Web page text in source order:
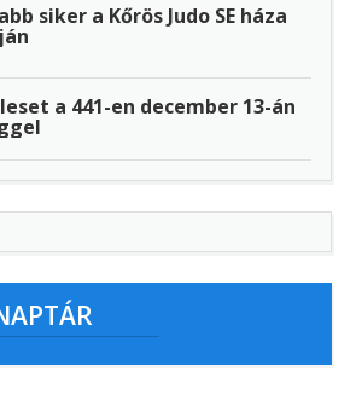
siker a Kőrös Judo SE háza
a 441-en december 13-án